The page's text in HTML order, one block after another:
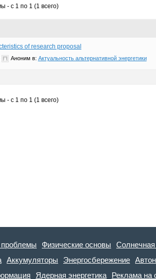
- с 1 по 1 (1 всего)
of research proposal
Аноним в: Актуальность альтернативной энергетики
- с 1 по 1 (1 всего)
проблемы Физические основы Солнечная
Аккумуляторы Энергосбережение
Ядерная энергетика Реклама на